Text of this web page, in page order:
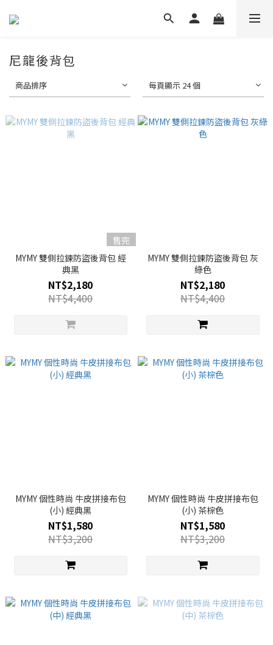
尼龍後背包
商品排序 每頁顯示 24 個
售完
MYMY 雙側拉鍊防盜後背包 經
典黑
NT$2,180
NT$4,400
MYMY 雙側拉鍊防盜後背包 灰
綠色
NT$2,180
NT$4,400
MYMY 個性時尚 牛皮拼接布包
(小) 經典黑
NT$1,580
NT$3,200
MYMY 個性時尚 牛皮拼接布包
(小) 茶棕色
NT$1,580
NT$3,200